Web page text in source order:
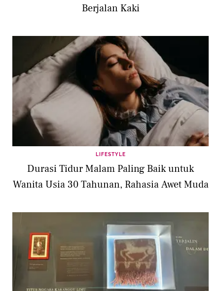
Berjalan Kaki
LIFESTYLE
Durasi Tidur Malam Paling Baik untuk
Wanita Usia 30 Tahunan, Rahasia Awet Muda